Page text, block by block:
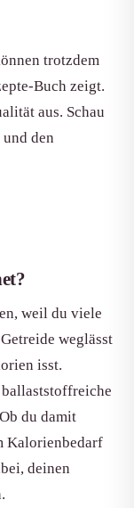
trotzdem
Buch zeigt.
aus. Schau
den
weil du viele
weglässt
isst.
du damit
Kalorienbedarf
deinen